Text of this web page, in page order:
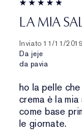
LA MIA
Inviato 11/11/2019
Da jeje
da pavia
ho la pelle
crema è la
come base
le giornate.